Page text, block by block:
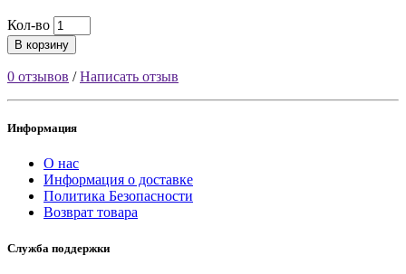
Кол-во
В корзину
0 отзывов /Написать отзыв
Информация
О нас
Информация о доставке
Политика Безопасности
Возврат товара
Служба поддержки